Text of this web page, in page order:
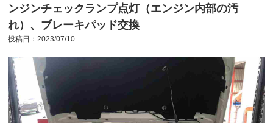
本部問い合わせ
ンジンチェックランプ点灯（エンジン内部の汚
れ）、ブレーキパッド交換
投稿日：2023/07/10